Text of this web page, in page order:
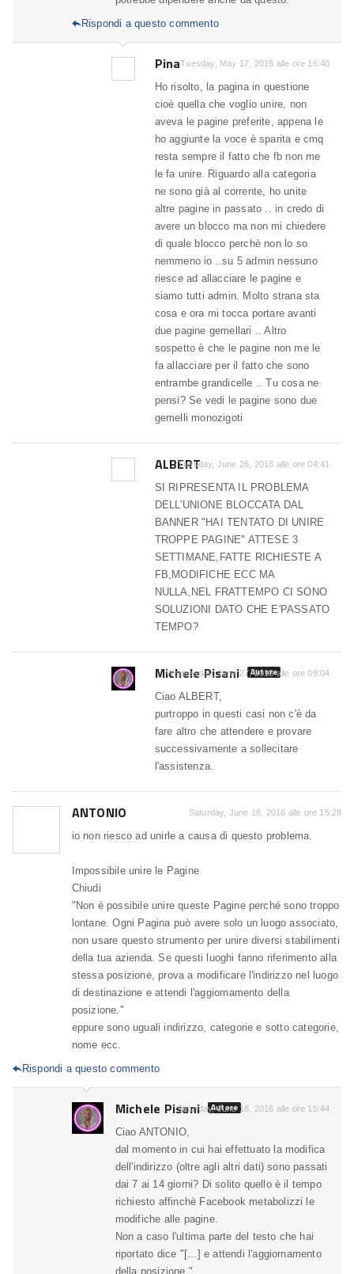
Rispondi a questo commento
PinaTuesday, May 17, 2016 alle ore 16:40
Ho risolto, la pagina in questione
cioè quella che voglio unire, non
aveva le pagine preferite, appena le
ho aggiunte la voce è sparita e cmq
resta sempre il fatto che fb non me
le fa unire. Riguardo alla categoria
ne sono già al corrente, ho unite
altre pagine in passato .. in credo di
avere un blocco ma non mi chiedere
di quale blocco perchè non lo so
nemmeno io ..su 5 admin nessuno
riesce ad allacciare le pagine e
siamo tutti admin. Molto strana sta
cosa e ora mi tocca portare avanti
due pagine gemellari .. Altro
sospetto è che le pagine non me le
fa allacciare per il fatto che sono
entrambe grandicelle .. Tu cosa ne
pensi? Se vedi le pagine sono due
gemelli monozigoti
ALBERTTuesday, June 26, 2018 alle ore 04:41
SI RIPRESENTA IL PROBLEMA
DELL'UNIONE BLOCCATA DAL
BANNER "HAI TENTATO DI UNIRE
TROPPE PAGINE" ATTESE 3
SETTIMANE,FATTE RICHIESTE A
FB,MODIFICHE ECC MA
NULLA,NEL FRATTEMPO CI SONO
SOLUZIONI DATO CHE E'PASSATO
TEMPO?
Michele Pisani Autore
Wednesday, June 27, 2018 alle ore 09:04
Ciao ALBERT,
purtroppo in questi casi non c'è da
fare altro che attendere e provare
successivamente a sollecitare
l'assistenza.
ANTONIO Saturday, June 18, 2016 alle ore 15:28
io non riesco ad unirle a causa di questo problema.
Impossibile unire le Pagine
Chiudi
"Non è possibile unire queste Pagine perché sono troppo
lontane. Ogni Pagina può avere solo un luogo associato,
non usare questo strumento per unire diversi stabilimenti
della tua azienda. Se questi luoghi fanno riferimento alla
stessa posizione, prova a modificare l'indirizzo nel luogo
di destinazione e attendi l'aggiornamento della
posizione."
eppure sono uguali indirizzo, categorie e sotto categorie,
nome ecc.
Rispondi a questo commento
Michele Pisani Autore
Saturday, June 18, 2016 alle ore 15:44
Ciao ANTONIO,
dal momento in cui hai effettuato la modifica
dell'indirizzo (oltre agli altri dati) sono passati
dai 7 ai 14 giorni? Di solito quello è il tempo
richiesto affinchè Facebook metabolizzi le
modifiche alle pagine.
Non a caso l'ultima parte del testo che hai
riportato dice "[...] e attendi l'aggiornamento
della posizione.".